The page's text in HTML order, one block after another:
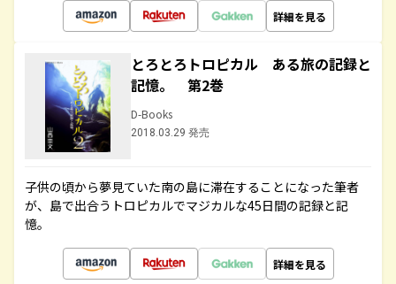
詳細を見る
とろとろトロピカル ある旅の記録と
記憶。 第2巻
D-Books
2018.03.29 発売
子供の頃から夢見ていた南の島に滞在することになった筆者
が、島で出合うトロピカルでマジカルな45日間の記録と記
憶。
詳細を見る